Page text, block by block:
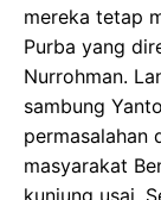
mereka tetap
Purba yang
Nurrohman.
sambung
permasalahan
masyarakat
kunjung usai.